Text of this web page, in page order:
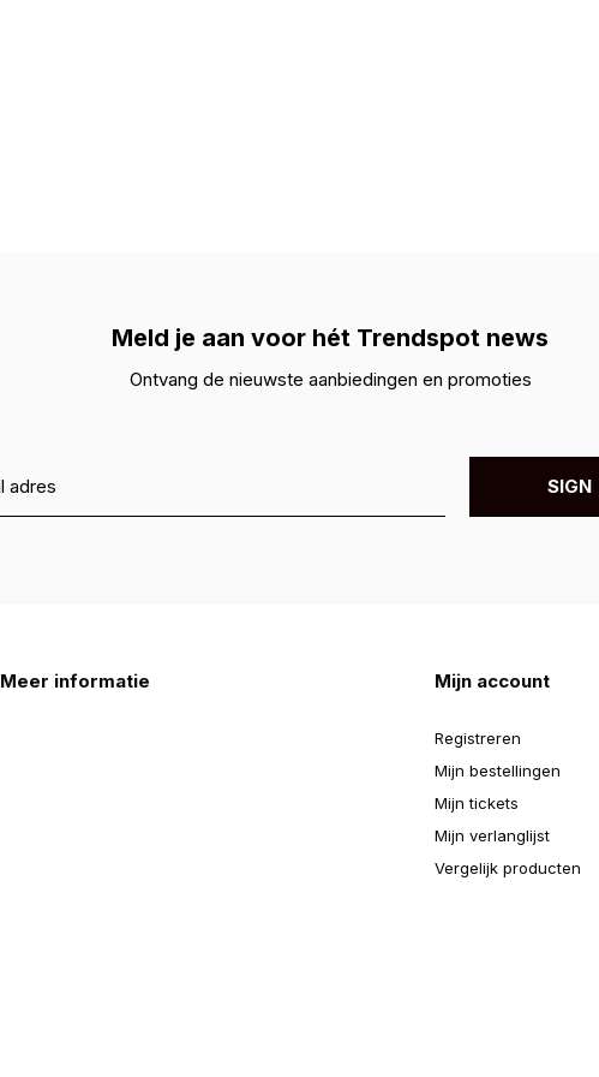
Meld je aan voor hét Trendspot news
Ontvang de nieuwste aanbiedingen en promoties
SIGN
Meer informatie Mijn account
Registreren
Mijn bestellingen
Mijn tickets
Mijn verlanglijst
Vergelijk producten